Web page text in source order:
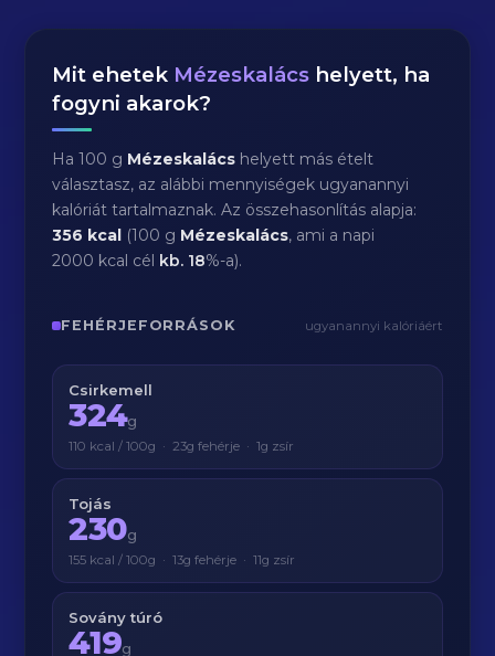
Mit ehetek Mézeskalács helyett, ha
fogyni akarok?
Ha 100 g Mézeskalács helyett más ételt
választasz, az alábbi mennyiségek ugyanannyi
kalóriát tartalmaznak. Az összehasonlítás alapja:
356 kcal (100 g Mézeskalács, ami a napi
2000 kcal cél kb. 18%-a).
FEHÉRJEFORRÁSOK ugyanannyi kalóriáért
Csirkemell
324g
110 kcal / 100g · 23g fehérje · 1g zsír
Tojás
230g
155 kcal / 100g · 13g fehérje · 11g zsír
Sovány túró
419g